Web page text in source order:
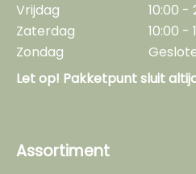
Vrijdag
10:00 -
Zaterdag
10:00 -
Zondag
Let op! Pakketpunt sluit
Assortiment